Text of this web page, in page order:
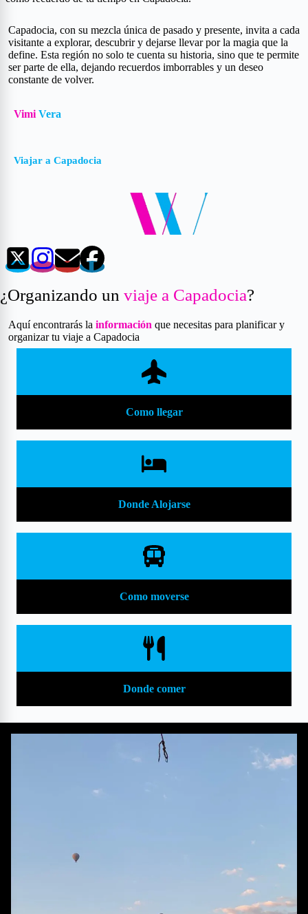
Capadocia, con su mezcla única de pasado y presente, invita a cada
visitante a explorar, descubrir y dejarse llevar por la magia que la
define. Esta región no solo te cuenta su historia, sino que te permite
ser parte de ella, dejando recuerdos imborrables y un deseo
constante de volver.
Vimi Vera
Viajar a Capadocia
¿Organizando un viaje a Capadocia?
Aquí encontrarás la información que necesitas para planificar y
organizar tu viaje a Capadocia
Como llegar
Donde Alojarse
Como moverse
Donde comer